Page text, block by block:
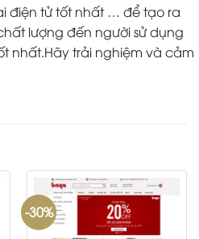
điện tử tốt nhất … để tạo ra
lượng đến người sử dụng
nhất.Hãy trải nghiệm và cảm
-30%